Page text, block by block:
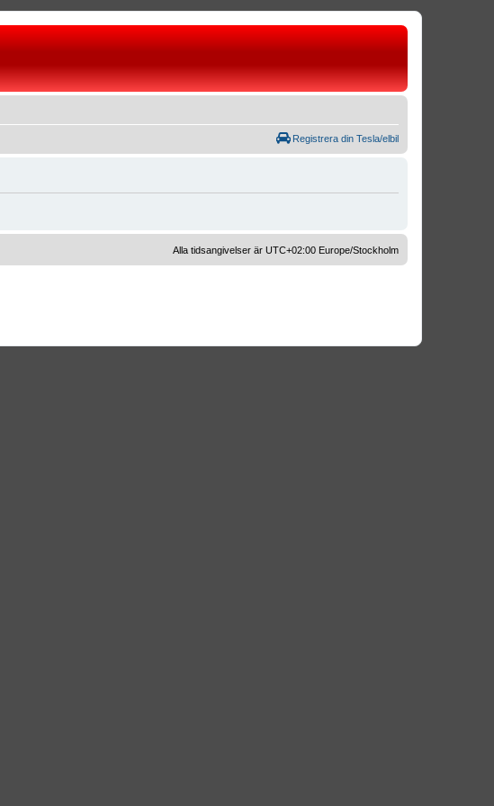
Registrera din Tesla/elbil
Alla tidsangivelser är UTC+02:00 Europe/Stockholm